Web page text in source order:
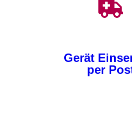
Gerät
per